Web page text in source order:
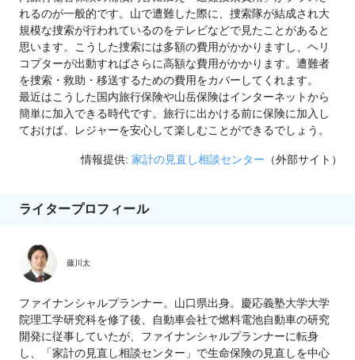
れるのが一般的です。山で遭難した際に、捜索隊が結成され大
規模な捜索が行われているのをテレビなどで見たことがあると
思います。こうした捜索には多額の費用がかかりますし、ヘリ
コプターが出動すればさらに高額な費用がかかります。遭難者
を捜索・救助・移送するための費用をカバーしてくれます。
最近はこうした国内旅行保険や山岳保険はインターネットから
簡単に加入できる時代です。旅行に出かける前に保険に加入し
ておけば、レジャーを安心して楽しむことができるでしょう。
情報提供: 家計の見直し相談センター （外部サイト）
ライタープロフィール
藤川太
ファイナンシャルプランナー。山口県出身。慶応義塾大学大学
院理工学研究科を修了後、自動車会社で燃料電池自動車の研究
開発に従事していたが、ファイナンシャルプランナーに転身
し、「家計の見直し相談センター」で生命保険の見直しを中心